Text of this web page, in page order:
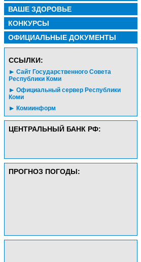
ВАШЕ ЗДОРОВЬЕ
КОНКУРСЫ
ОФИЦИАЛЬНЫЕ ДОКУМЕНТЫ
CСЫЛКИ:
Сайт Государственного Совета
Республики Коми
Официальный сервер Республики
Коми
Комиинформ
ЦЕНТРАЛЬНЫЙ БАНК РФ:
ПРОГНОЗ ПОГОДЫ: